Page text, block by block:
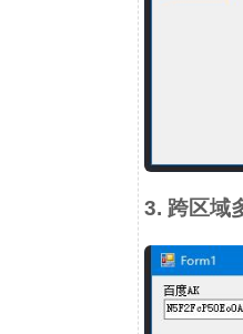
3. 跨区域